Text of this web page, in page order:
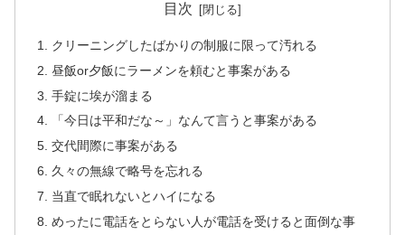
目次
クリーニングしたばかりの制服に限って汚れる
昼飯or夕飯にラーメンを頼むと事案がある
手錠に埃が溜まる
「今日は平和だな～」なんて言うと事案がある
交代間際に事案がある
久々の無線で略号を忘れる
当直で眠れないとハイになる
めったに電話をとらない人が電話を受けると面倒な事